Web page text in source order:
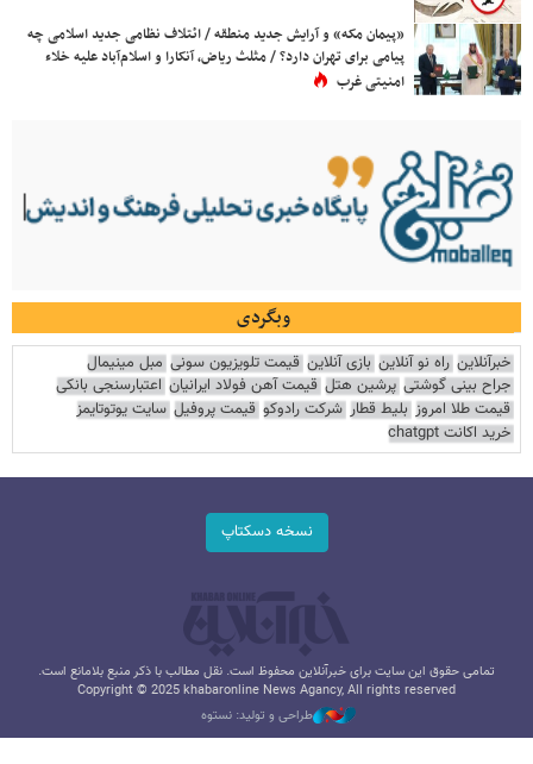
«پیمان مکه» و آرایش جدید منطقه / ائتلاف نظامی جدید اسلامی چه
پیامی برای تهران دارد؟ / مثلث ریاض، آنکارا و اسلام‌آباد علیه خلاء
امنیتی غرب
وبگردی
خبرآنلاین راه نو آنلاین بازی آنلاین قیمت تلویزیون سونی مبل مینیمال
جراح بینی گوشتی پرشین هتل قیمت آهن فولاد ایرانیان اعتبارسنجی بانکی
قیمت طلا امروز بلیط قطار شرکت رادوکو قیمت پروفیل سایت یوتوتایمز
خرید اکانت chatgpt
نسخه دسکتاپ
تمامی حقوق این سایت برای خبرآنلاین محفوظ است. نقل مطالب با ذکر منبع بلامانع است.
Copyright © 2025 khabaronline News Agancy, All rights reserved
طراحی و تولید: نستوه